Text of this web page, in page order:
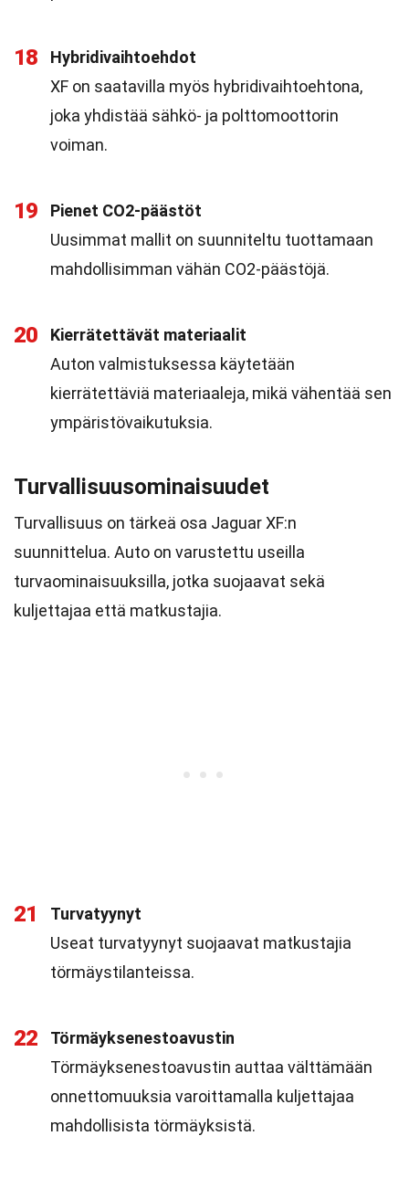
18
Hybridivaihtoehdot
XF on saatavilla myös hybridivaihtoehtona,
joka yhdistää sähkö- ja polttomoottorin
voiman.
19
Pienet CO2-päästöt
Uusimmat mallit on suunniteltu tuottamaan
mahdollisimman vähän CO2-päästöjä.
20
Kierrätettävät materiaalit
Auton valmistuksessa käytetään
kierrätettäviä materiaaleja, mikä vähentää sen
ympäristövaikutuksia.
Turvallisuusominaisuudet
Turvallisuus on tärkeä osa Jaguar XF:n
suunnittelua. Auto on varustettu useilla
turvaominaisuuksilla, jotka suojaavat sekä
kuljettajaa että matkustajia.
21
Turvatyynyt
Useat turvatyynyt suojaavat matkustajia
törmäystilanteissa.
22
Törmäyksenestoavustin
Törmäyksenestoavustin auttaa välttämään
onnettomuuksia varoittamalla kuljettajaa
mahdollisista törmäyksistä.